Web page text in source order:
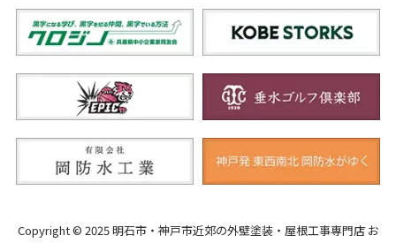
Copyright © 2025 明石市・神戸市近郊の外壁塗装・屋根工事専門店 お